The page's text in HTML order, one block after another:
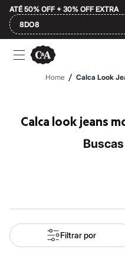
ATÉ 50% OFF + 30% OFF EXTRA
8DO8
Ofertas
Compre por Departamento
Feminino
Mindse7
Plus Size
2 calçados por R$189
2 peças por R$199
A partir de 60% off
Feminino
Em alta
Inverno
Home / Calca Look
Calca look jeans
Filtrar por